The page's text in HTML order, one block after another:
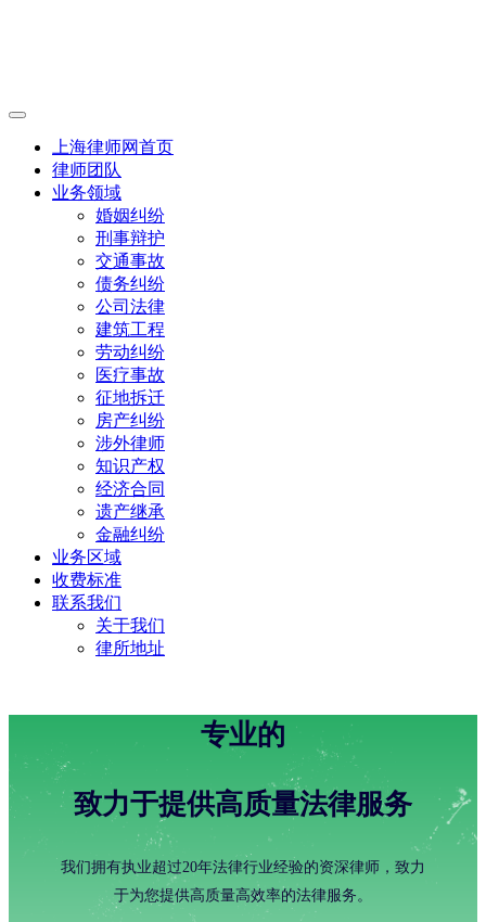
上海律师网首页
律师团队
业务领域
婚姻纠纷
刑事辩护
交通事故
债务纠纷
公司法律
建筑工程
劳动纠纷
医疗事故
征地拆迁
房产纠纷
涉外律师
知识产权
经济合同
遗产继承
金融纠纷
业务区域
收费标准
联系我们
关于我们
律所地址
专业的
致力于提供高质量法律服务
我们拥有执业超过20年法律行业经验的资深律师，致力
于为您提供高质量高效率的法律服务。